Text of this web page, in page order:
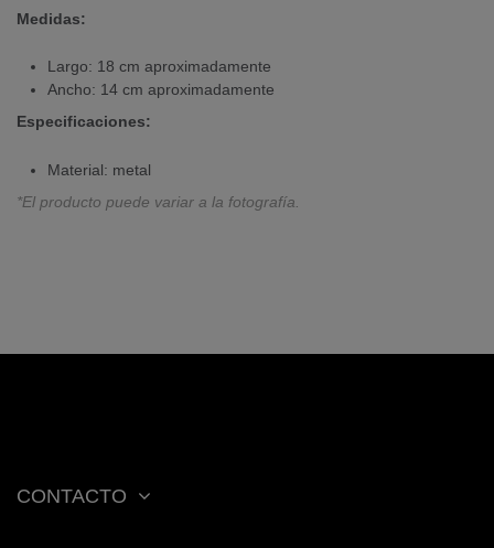
Medidas:
Largo: 18 cm aproximadamente
Ancho: 14 cm aproximadamente
Especificaciones:
Material: metal
*El producto puede variar a la fotografía.
CONTACTO